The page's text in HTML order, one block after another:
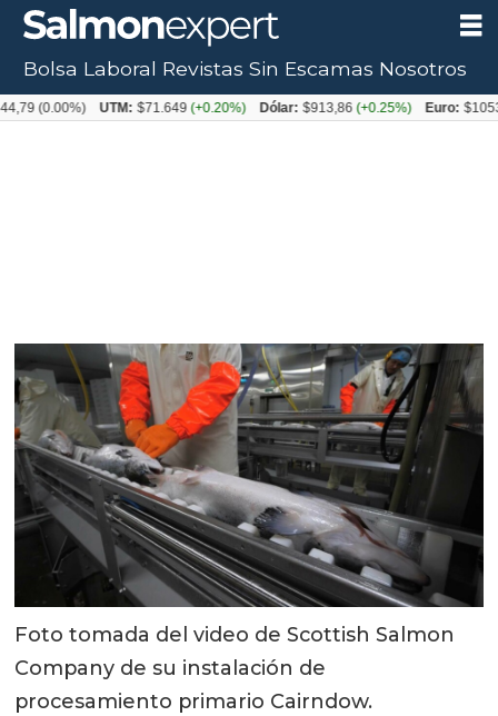
Foto tomada del video de Scottish Salmon
Company de su instalación de
procesamiento primario Cairndow.
Bolsa Laboral Revistas Sin Escamas Nosotros
UTM: $71.649(+0.20%) Dólar: $913,86(+0.25%) Euro: $1053,08(-